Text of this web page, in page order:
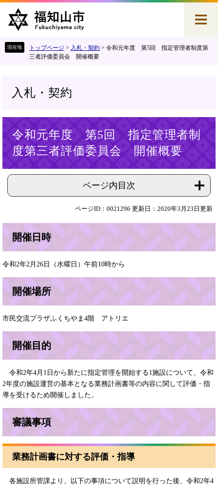
へ
トップページ > 入札・契約 > 令和元年度 第5回 指定管理者制度第
三者評価委員会 開催概要
入札・契約
令和元年度 第5回 指定管理者制
度第三者評価委員会 開催概要
ページ内目次
ページID：0021296 更新日：2020年3月23日更新
開催日時
令和2年2月26日（水曜日）午前10時から
開催場所
市民交流プラザふくちやま4階 アトリエ
開催目的
令和2年4月1日から新たに指定管理を開始する1施設について、令和
2年度の施設運営の基本となる業務計画書等の内容に関して評価・指
導を受けるため開催しました。
審議事項
業務計画書に対する評価・指導
各施設所管課より、以下の事項について説明を行った後、令和2年4